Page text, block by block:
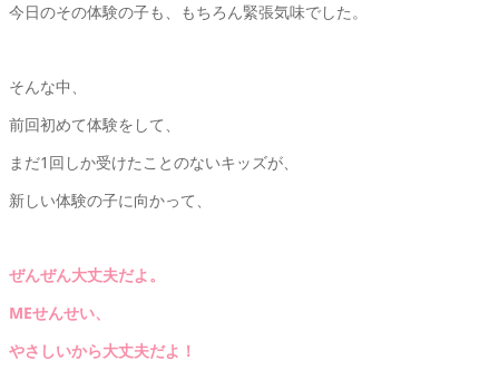
今日のその体験の子も、もちろん緊張気味でした。
そんな中、
前回初めて体験をして、
まだ1回しか受けたことのないキッズが、
新しい体験の子に向かって、
ぜんぜん大丈夫だよ。
MEせんせい、
やさしいから大丈夫だよ！